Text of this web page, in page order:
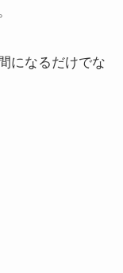
になるだけでな